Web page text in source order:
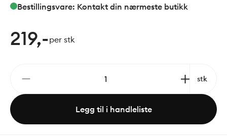
Bestillingsvare: Kontakt din nærmeste butikk
219,-per stk
stk
Legg til i handleliste